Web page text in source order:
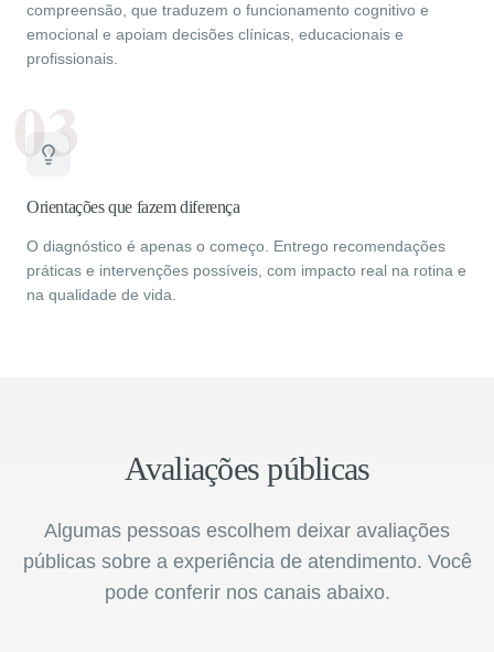
compreensão, que traduzem o funcionamento cognitivo e
emocional e apoiam decisões clínicas, educacionais e
profissionais.
03
Orientações que fazem diferença
O diagnóstico é apenas o começo. Entrego recomendações
práticas e intervenções possíveis, com impacto real na rotina e
na qualidade de vida.
Avaliações públicas
Algumas pessoas escolhem deixar avaliações
públicas sobre a experiência de atendimento. Você
pode conferir nos canais abaixo.